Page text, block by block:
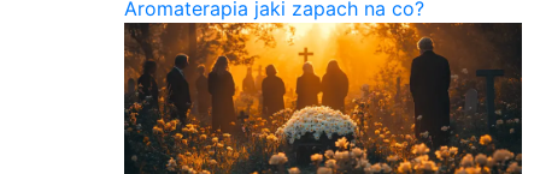
Aromaterapia jaki zapach na co?